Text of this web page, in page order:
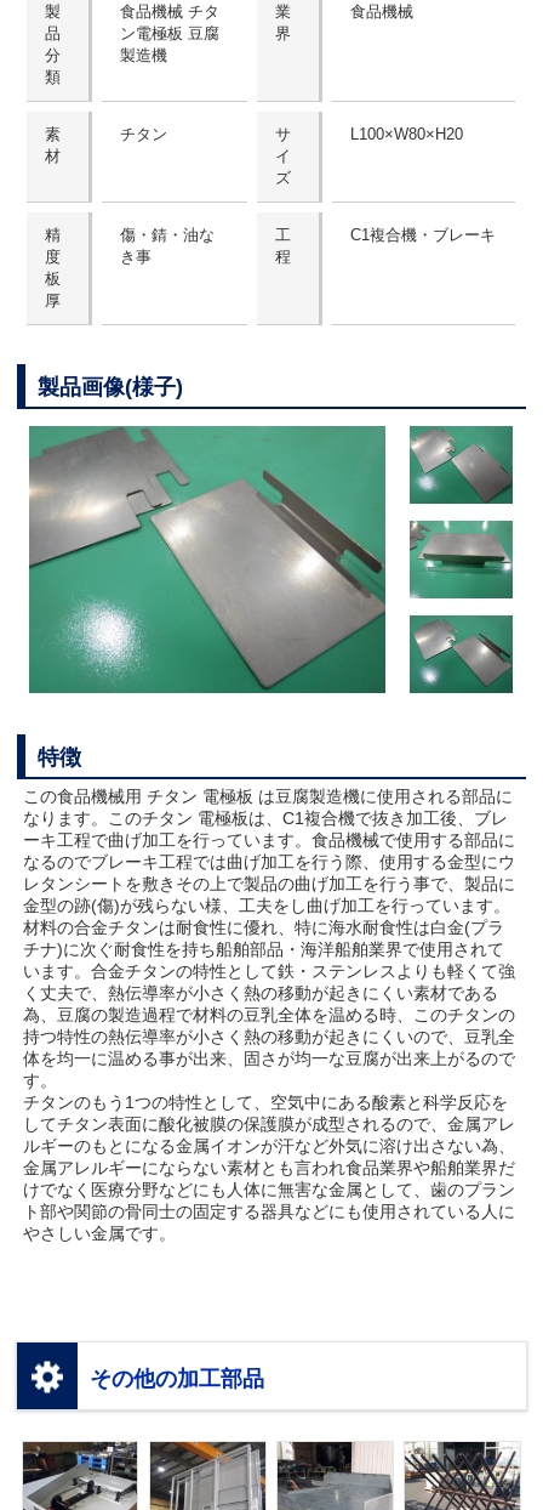
製
品
分
類
食品機械 チタ
ン電極板 豆腐
製造機
業
界
食品機械
素
材
チタン
サ
イ
ズ
L100×W80×H20
精
度
板
厚
傷・錆・油な
き事
工
程
C1複合機・ブレーキ
製品画像(様子)
特徴
この食品機械用 チタン 電極板 は豆腐製造機に使用される部品に
なります。このチタン 電極板は、C1複合機で抜き加工後、ブレ
ーキ工程で曲げ加工を行っています。食品機械で使用する部品に
なるのでブレーキ工程では曲げ加工を行う際、使用する金型にウ
レタンシートを敷きその上で製品の曲げ加工を行う事で、製品に
金型の跡(傷)が残らない様、工夫をし曲げ加工を行っています。
材料の合金チタンは耐食性に優れ、特に海水耐食性は白金(プラ
チナ)に次ぐ耐食性を持ち船舶部品・海洋船舶業界で使用されて
います。合金チタンの特性として鉄・ステンレスよりも軽くて強
く丈夫で、熱伝導率が小さく熱の移動が起きにくい素材である
為、豆腐の製造過程で材料の豆乳全体を温める時、このチタンの
持つ特性の熱伝導率が小さく熱の移動が起きにくいので、豆乳全
体を均一に温める事が出来、固さが均一な豆腐が出来上がるので
す。
チタンのもう1つの特性として、空気中にある酸素と科学反応を
してチタン表面に酸化被膜の保護膜が成型されるので、金属アレ
ルギーのもとになる金属イオンが汗など外気に溶け出さない為、
金属アレルギーにならない素材とも言われ食品業界や船舶業界だ
けでなく医療分野などにも人体に無害な金属として、歯のプラン
ト部や関節の骨同士の固定する器具などにも使用されている人に
やさしい金属です。
その他の加工部品